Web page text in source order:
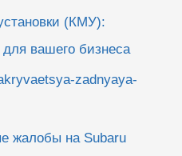
(КМУ):
вашего бизнеса
zadnyaya-
жалобы на Subaru